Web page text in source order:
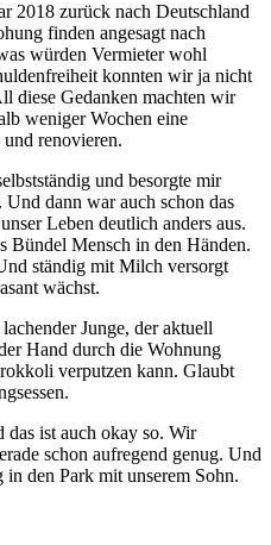
2018 zurück nach Deutschland
finden angesagt nach
würden Vermieter wohl
konnten wir ja nicht
diese Gedanken machten wir
weniger Wochen eine
renovieren.
und besorgte mir
dann war auch schon das
Leben deutlich anders aus.
Bündel Mensch in den Händen.
ständig mit Milch versorgt
wächst.
Junge, der aktuell
Hand durch die Wohnung
verputzen kann. Glaubt
das ist auch okay so. Wir
schon aufregend genug. Und
den Park mit unserem Sohn.